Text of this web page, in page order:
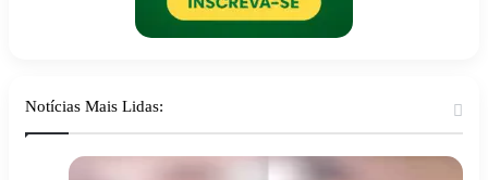
Notícias Mais Lidas: